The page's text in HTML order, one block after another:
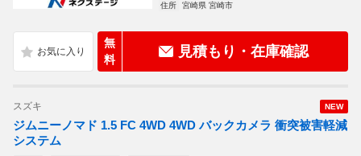
住所
宮崎県 宮崎市
無
料
見積もり・在庫確認
NEW
スズキ
ジムニーノマド 1.5 FC 4WD 4WD バックカメラ 衝突被害軽減
システム